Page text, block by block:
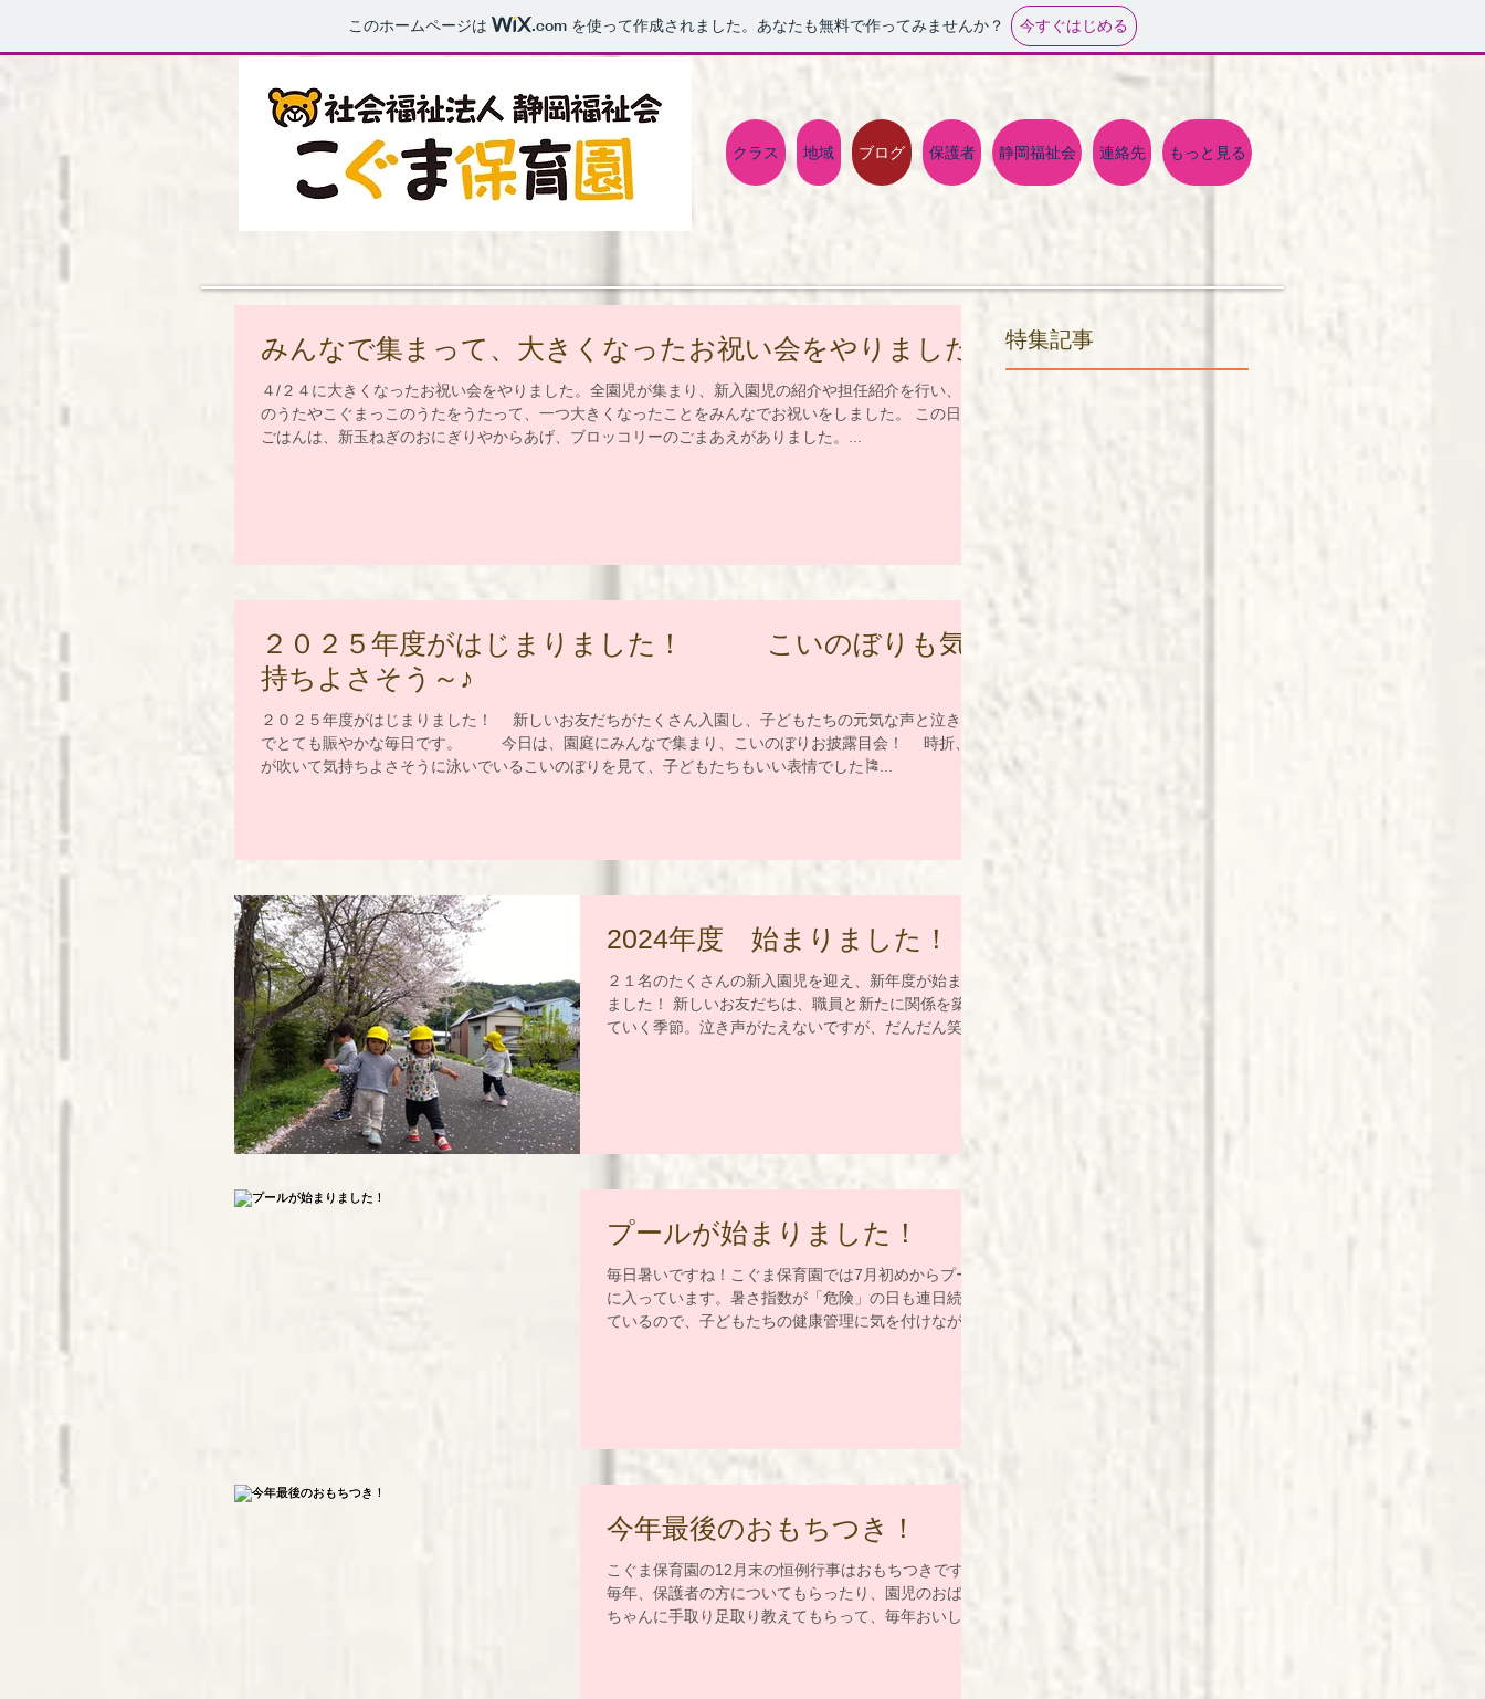
このホームページは .com を使って作成されました。あなたも無料で作ってみませんか？ 今すぐはじめる
クラス 地域 ブログ 保護者 静岡福祉会 連絡先 もっと見る
みんなで集まって、大きくなったお祝い会をやりました♪
４/２４に大きくなったお祝い会をやりました。全園児が集まり、新入園児の紹介や担任紹介を行い、春
のうたやこぐまっこのうたをうたって、一つ大きくなったことをみんなでお祝いをしました。 この日の
ごはんは、新玉ねぎのおにぎりやからあげ、ブロッコリーのごまあえがありました。...
２０２５年度がはじまりました！ こいのぼりも気
持ちよさそう～♪
２０２５年度がはじまりました！ 新しいお友だちがたくさん入園し、子どもたちの元気な声と泣き声
でとても賑やかな毎日です。 今日は、園庭にみんなで集まり、こいのぼりお披露目会！ 時折、風
が吹いて気持ちよさそうに泳いでいるこいのぼりを見て、子どもたちもいい表情でした🎏...
2024年度 始まりました！
２１名のたくさんの新入園児を迎え、新年度が始まり
ました！ 新しいお友だちは、職員と新たに関係を築い
ていく季節。泣き声がたえないですが、だんだん笑顔
プールが始まりました！
毎日暑いですね！こぐま保育園では7月初めからプール
に入っています。暑さ指数が「危険」の日も連日続い
ているので、子どもたちの健康管理に気を付けながら
今年最後のおもちつき！
こぐま保育園の12月末の恒例行事はおもちつきです！
毎年、保護者の方についてもらったり、園児のおばあ
ちゃんに手取り足取り教えてもらって、毎年おいしい
特集記事